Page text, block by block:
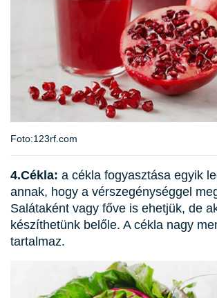
Foto:123rf.com
4.Cékla: a cékla fogyasztása egyik
annak, hogy a vérszegénységgel
Salátaként vagy főve is ehetjük, de
készíthetünk belőle. A cékla nagy
tartalmaz.